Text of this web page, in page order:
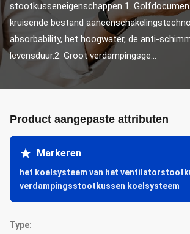
stootkusseneigenschappen 1.
kruisende bestand
absorbability, het hoogwater, de anti-
levensduur.2. Groot verdampingsge...
Product aangepaste attributen
Markeren
het koelsysteem van het
verdampingsstootkussen koelsysteem
Type: